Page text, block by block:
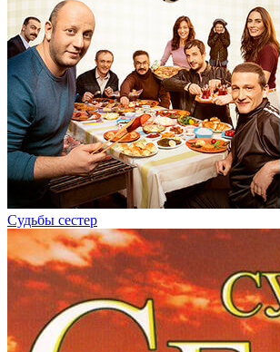
Судьбы сестер